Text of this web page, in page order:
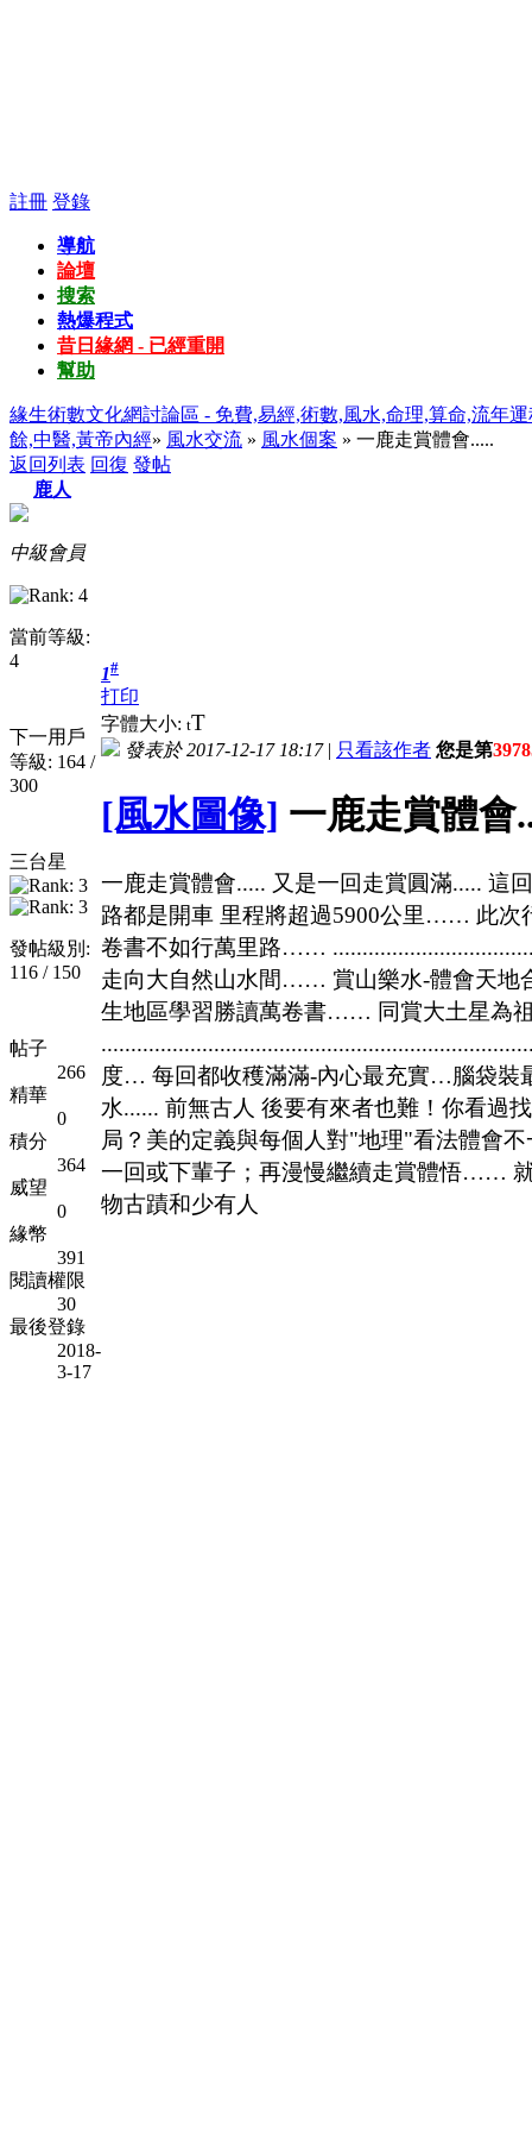
註冊 登錄
導航
論壇
搜索
熱爆程式
昔日緣網 - 已經重開
幫助
緣生術數文化網討論區 - 免費,易經,術數,風水,命理,算命,流年
餘,中醫,黃帝內經» 風水交流 » 風水個案 » 一鹿走賞體會.....
返回列表 回復 發帖
鹿人
中級會員
當前等級:
4
下一用戶
等級: 164 /
300
三台星
發帖級別:
116 / 150
帖子
266
精華
0
積分
364
威望
0
緣幣
391
閱讀權限
30
最後登錄
2018-
3-17
1#
打印
字體大小: tT
發表於 2017-12-17 18:17| 只看該作者 您是第
[風水圖像] 一鹿走賞體會
一鹿走賞體會..... 又是一回走賞圓滿.....
路都是開車 里程將超過5900公里…… 此
卷書不如行萬里路……
走向大自然山水間…… 賞山樂水-體會天
生地區學習勝讀萬卷書…… 同賞大土星為
度… 每回都收穫滿滿-內心最充實…腦袋裝
水...... 前無古人 後要有來者也難！你看過
局？美的定義與每個人對"地理"看法體會
一回或下輩子；再漫慢繼續走賞體悟……
物古蹟和少有人